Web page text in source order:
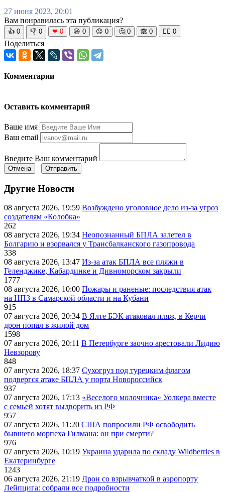
27 июня 2023, 20:01
Вам понравилась эта публикация?
👍 0 👎 0 ❤ 0 😆 0 😡 0 🤔 0 🙈 0 🧘‍♀️ 0
Поделиться
Комментарии
Оставить комментарий
Ваше имя
Ваш email
Введите Ваш комментарий
Отмена Отправить
Другие Новости
08 августа 2026, 19:59 Возбуждено уголовное дело из-за угроз
создателям «Колобка»
262
08 августа 2026, 19:34 Неопознанный БПЛА залетел в
Болгарию и взорвался у Трансбалканского газопровода
338
08 августа 2026, 13:47 Из-за атак БПЛА все пляжи в
Геленджике, Кабардинке и Дивноморском закрыли
1777
08 августа 2026, 10:00 Пожары и раненые: последствия атак
на НПЗ в Самарской области и на Кубани
915
07 августа 2026, 20:34 В Ялте БЭК атаковал пляж, в Керчи
дрон попал в жилой дом
1598
07 августа 2026, 20:11 В Петербурге заочно арестовали Лидию
Невзорову
848
07 августа 2026, 18:37 Сухогруз под турецким флагом
подвергся атаке БПЛА у порта Новороссийск
937
07 августа 2026, 17:13 «Веселого молочника» Уолкера вместе
с семьей хотят выдворить из РФ
957
07 августа 2026, 11:20 США попросили РФ освободить
бывшего морпеха Гилмана: он при смерти?
976
07 августа 2026, 10:19 Украина ударила по складу Wildberries в
Екатеринбурге
1243
06 августа 2026, 21:19 Дрон со взрывчаткой в аэропорту
Лейпцига: собрали все подробности